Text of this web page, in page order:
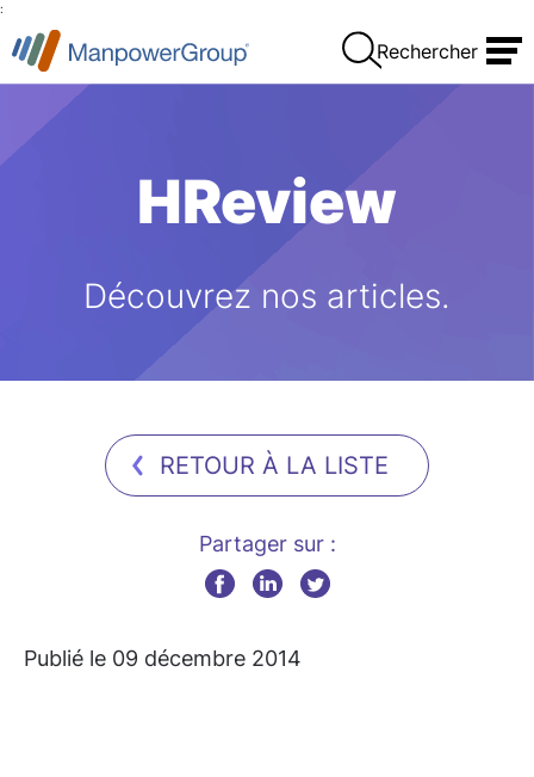
:
Rechercher
HReview
Découvrez nos articles.
RETOUR À LA LISTE
Partager sur :
Publié le 09 décembre 2014